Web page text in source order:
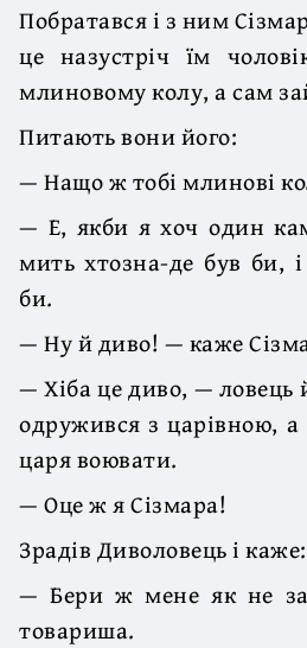
Побратався і з ним
це назустріч їм
млиновому колу, а сам
Питають вони його:
— Нащо ж тобі млинові
— Е, якби я хоч один
мить хтозна-де був би,
би.
— Ну й диво! — каже
— Хіба це диво, —
одружився з царівною, а
царя воювати.
— Оце ж я Сізмара!
Зрадів Диволовець і каже:
— Бери ж мене як не
товариша.